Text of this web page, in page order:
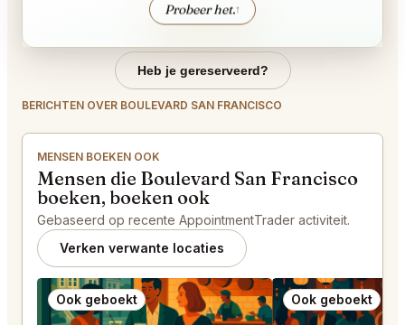
Probeer het.↑
Heb je gereserveerd?
BERICHTEN OVER BOULEVARD SAN FRANCISCO
MENSEN BOEKEN OOK
Mensen die Boulevard San Francisco
boeken, boeken ook
Gebaseerd op recente AppointmentTrader activiteit.
Verken verwante locaties
Ook geboekt Ook geboekt